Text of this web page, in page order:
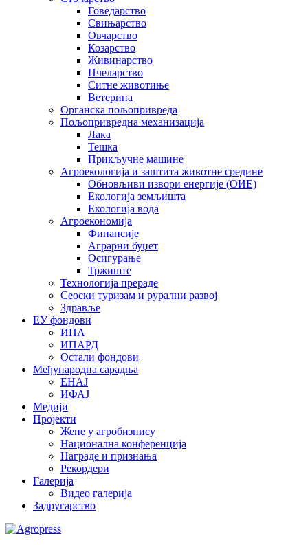
Говедарство
Свињарство
Овчарство
Козарство
Живинарство
Пчеларство
Ситне животиње
Ветерина
Органска пољопривреда
Пољопривредна механизација
Лака
Тешка
Прикључне машине
Агроекологија и заштита животне средине
Обновљиви извори енергије (ОИЕ)
Екологија земљишта
Екологија вода
Агроекономија
Финансије
Аграрни буџет
Осигурање
Тржиште
Технологија прераде
Сеоски туризам и рурални развој
Здравље
ЕУ фондови
ИПА
ИПАРД
Остали фондови
Међународна сарадња
ЕНАЈ
ИФАЈ
Медији
Пројекти
Жене у агробизнису
Национална конференција
Награде и признања
Рекордери
Галерија
Видео галерија
Задругарство